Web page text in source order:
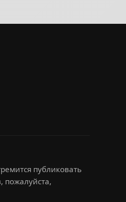
публиковать
пожалуйста,